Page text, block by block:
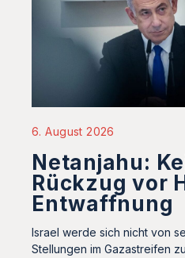
6. August 2026
Netanjahu:
Rückzug vor
Entwaffnung
Israel werde sich nicht von
Stellungen im Gazastreifen